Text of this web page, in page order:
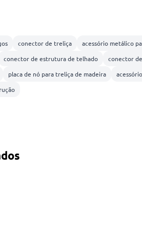
conector de treliça acessório metálico
conector de estrutura de telhado conector
placa de nó para treliça de madeira